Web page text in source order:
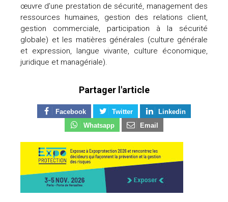
œuvre d’une prestation de sécurité, management des
ressources humaines, gestion des relations client,
gestion commerciale, participation à la sécurité
globale) et les matières générales (culture générale
et expression, langue vivante, culture économique,
juridique et managériale).
Partager l'article
Facebook Twitter
Linkedin
Whatsapp
Email